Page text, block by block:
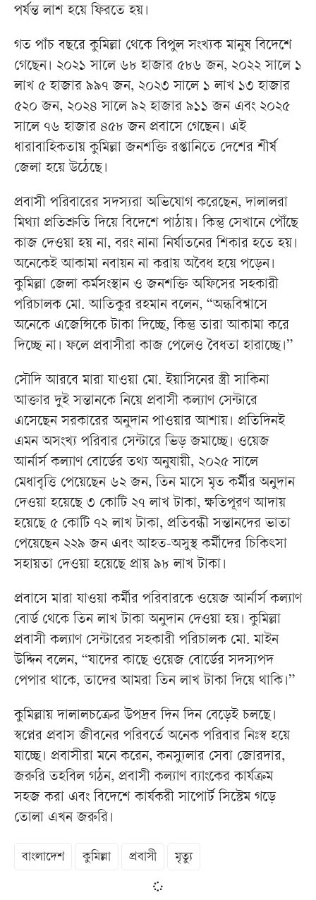
পর্যন্ত লাশ হয়ে ফিরতে হয়।
গত পাঁচ বছরে কুমিল্লা থেকে বিপুল সংখ্যক মানুষ বিদেশে
গেছেন। ২০২১ সালে ৬৮ হাজার ৫৮৬ জন, ২০২২ সালে ১
লাখ ৫ হাজার ৯৯৭ জন, ২০২৩ সালে ১ লাখ ১৩ হাজার
৫২০ জন, ২০২৪ সালে ৯২ হাজার ৯১১ জন এবং ২০২৫
সালে ৭৬ হাজার ৪৫৮ জন প্রবাসে গেছেন। এই
ধারাবাহিকতায় কুমিল্লা জনশক্তি রপ্তানিতে দেশের শীর্ষ
জেলা হয়ে উঠেছে।
প্রবাসী পরিবারের সদস্যরা অভিযোগ করেছেন, দালালরা
মিথ্যা প্রতিশ্রুতি দিয়ে বিদেশে পাঠায়। কিন্তু সেখানে পৌঁছে
কাজ দেওয়া হয় না, বরং নানা নির্যাতনের শিকার হতে হয়।
অনেকেই আকামা নবায়ন না করায় অবৈধ হয়ে পড়েন।
কুমিল্লা জেলা কর্মসংস্থান ও জনশক্তি অফিসের সহকারী
পরিচালক মো. আতিকুর রহমান বলেন, “অন্ধবিশ্বাসে
অনেকে এজেন্সিকে টাকা দিচ্ছে, কিন্তু তারা আকামা করে
দিচ্ছে না। ফলে প্রবাসীরা কাজ পেলেও বৈধতা হারাচ্ছে।”
সৌদি আরবে মারা যাওয়া মো. ইয়াসিনের স্ত্রী সাকিনা
আক্তার দুই সন্তানকে নিয়ে প্রবাসী কল্যাণ সেন্টারে
এসেছেন সরকারের অনুদান পাওয়ার আশায়। প্রতিদিনই
এমন অসংখ্য পরিবার সেন্টারে ভিড় জমাচ্ছে। ওয়েজ
আর্নার্স কল্যাণ বোর্ডের তথ্য অনুযায়ী, ২০২৫ সালে
মেধাবৃত্তি পেয়েছেন ৬২ জন, তিন মাসে মৃত কর্মীর অনুদান
দেওয়া হয়েছে ৩ কোটি ২৭ লাখ টাকা, ক্ষতিপূরণ আদায়
হয়েছে ৫ কোটি ৭২ লাখ টাকা, প্রতিবন্ধী সন্তানদের ভাতা
পেয়েছেন ২২৯ জন এবং আহত-অসুস্থ কর্মীদের চিকিৎসা
সহায়তা দেওয়া হয়েছে প্রায় ৯৮ লাখ টাকা।
প্রবাসে মারা যাওয়া কর্মীর পরিবারকে ওয়েজ আর্নার্স কল্যাণ
বোর্ড থেকে তিন লাখ টাকা অনুদান দেওয়া হয়। কুমিল্লা
প্রবাসী কল্যাণ সেন্টারের সহকারী পরিচালক মো. মাইন
উদ্দিন বলেন, “যাদের কাছে ওয়েজ বোর্ডের সদস্যপদ
পেপার থাকে, তাদের আমরা তিন লাখ টাকা দিয়ে থাকি।”
কুমিল্লায় দালালচক্রের উপদ্রব দিন দিন বেড়েই চলছে।
স্বপ্নের প্রবাস জীবনের পরিবর্তে অনেক পরিবার নিঃস্ব হয়ে
যাচ্ছে। প্রবাসীরা মনে করেন, কনস্যুলার সেবা জোরদার,
জরুরি তহবিল গঠন, প্রবাসী কল্যাণ ব্যাংকের কার্যক্রম
সহজ করা এবং বিদেশে কার্যকরী সাপোর্ট সিস্টেম গড়ে
তোলা এখন জরুরি।
বাংলাদেশ কুমিল্লা প্রবাসী মৃত্যু